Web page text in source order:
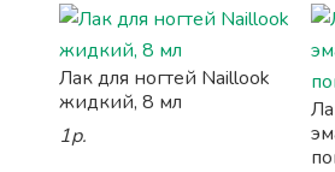
Лак для ногтей Naillook
жидкий, 8 мл
1р.